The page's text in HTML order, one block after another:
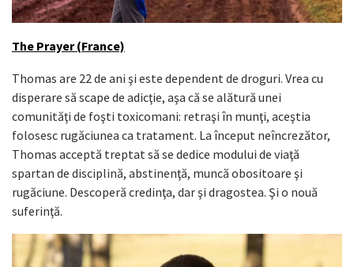
The Prayer (France)
Thomas are 22 de ani şi este dependent de droguri. Vrea cu
disperare să scape de adicţie, aşa că se alătură unei
comunităţi de foşti toxicomani: retraşi în munţi, aceştia
folosesc rugăciunea ca tratament. La început neîncrezător,
Thomas acceptă treptat să se dedice modului de viaţă
spartan de disciplină, abstinenţă, muncă obositoare şi
rugăciune. Descoperă credinţa, dar şi dragostea. Şi o nouă
suferinţă.